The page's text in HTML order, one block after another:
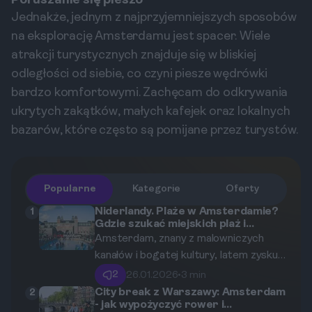
Jednakże, jednym z najprzyjemniejszych sposobów
na eksplorację Amsterdamu jest spacer. Wiele
atrakcji turystycznych znajduje się w bliskiej
odległości od siebie, co czyni piesze wędrówki
bardzo komfortowymi. Zachęcam do odkrywania
ukrytych zakątków, małych kafejek oraz lokalnych
bazarów, które często są pomijane przez turystów.
Popularne Kategorie Oferty
1
Niderlandy. Plaże w Amsterdamie?
Gdzie szukać miejskich plaż i
kąpielisk latem.
Amsterdam, znany z malowniczych
kanałów i bogatej kultury, latem zyskuje
jeszcze więcej uroku dzięki swoim
miejskim plażom. Mieszkańcy i turyści
chętnie spędzają czas nad wodą,
2 26.01.2026•3 min
2
City break z Warszawy: Amsterdam
- jak wypożyczyć rower i